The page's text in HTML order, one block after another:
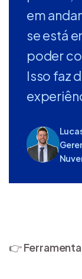
em
se está
poder
Isso faz
👉